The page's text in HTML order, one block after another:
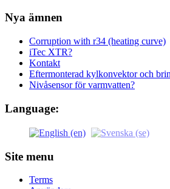
Nya ämnen
Corruption with r34 (heating curve)
iTec XTR?
Kontakt
Eftermonterad kylkonvektor och
Nivåsensor för varmvatten?
Language:
Site menu
Terms